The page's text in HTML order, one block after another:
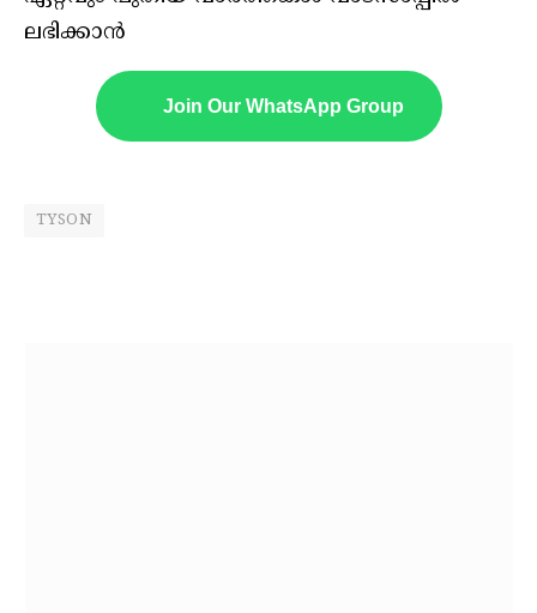
ലഭിക്കാൻ
Join Our WhatsApp Group
TYSON